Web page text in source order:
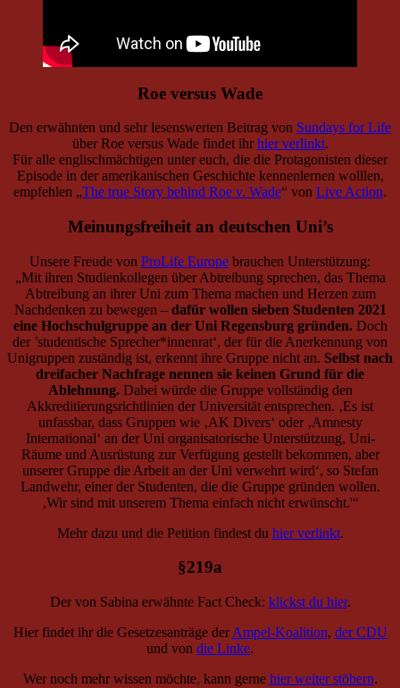
Roe versus Wade
Den erwähnten und sehr lesenswerten Beitrag von Sundays for Life
über Roe versus Wade findet ihrhier verlinkt.
Für alle englischmächtigen unter euch, die die Protagonisten dieser
Episode in der amerikanischen Geschichte kennenlernen wolllen,
empfehlen „The true Story behind Roe v. Wade“ von Live Action.
Meinungsfreiheit an deutschen Uni’s
Unsere Freude von ProLife Europe brauchen Unterstützung:
„Mit ihren Studienkollegen über Abtreibung sprechen, das Thema
Abtreibung an ihrer Uni zum Thema machen und Herzen zum
Nachdenken zu bewegen – dafür wollen sieben Studenten 2021
eine Hochschulgruppe an der Uni Regensburg gründen. Doch
der ’studentische Sprecher*innenrat‘, der für die Anerkennung von
Unigruppen zuständig ist, erkennt ihre Gruppe nicht an. Selbst nach
dreifacher Nachfrage nennen sie keinen Grund für die
Ablehnung.Dabei würde die Gruppe vollständig den
Akkreditierungsrichtlinien der Universität entsprechen. ‚Es ist
unfassbar, dass Gruppen wie ‚AK Divers‘ oder ‚Amnesty
International‘ an der Uni organisatorische Unterstützung, Uni-
Räume und Ausrüstung zur Verfügung gestellt bekommen, aber
unserer Gruppe die Arbeit an der Uni verwehrt wird‘, so Stefan
Landwehr, einer der Studenten, die die Gruppe gründen wollen.
‚Wir sind mit unserem Thema einfach nicht erwünscht.'“
Mehr dazu und die Petition findest du hier verlinkt.
§219a
Der von Sabina erwähnte Fact Check: klickst du hier.
Hier findet ihr die Gesetzesanträge derAmpel-Koalition, der CDU
und von die Linke.
Wer noch mehr wissen möchte, kann gerne hier weiter stöbern.